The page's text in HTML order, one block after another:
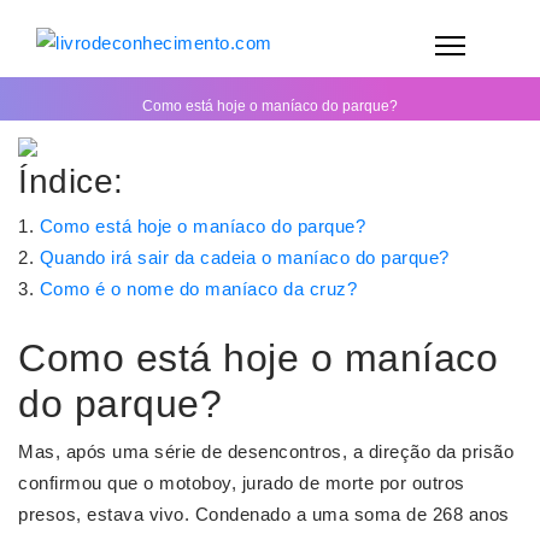
Como está hoje o maníaco do parque?
Índice:
Como está hoje o maníaco do parque?
Quando irá sair da cadeia o maníaco do parque?
Como é o nome do maníaco da cruz?
Como está hoje o maníaco
do parque?
Mas, após uma série de desencontros, a direção da prisão
confirmou que o motoboy, jurado de morte por outros
presos, estava vivo. Condenado a uma soma de 268 anos